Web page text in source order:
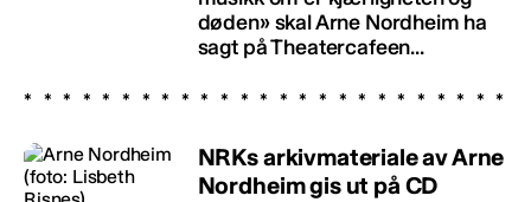
døden» skal Arne Nordheim ha
sagt på Theatercafeen...
NRKs arkivmateriale av Arne
Nordheim gis ut på CD